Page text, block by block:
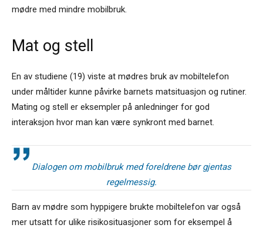
mødre med mindre mobilbruk.
Mat og stell
En av studiene (19) viste at mødres bruk av mobiltelefon
under måltider kunne påvirke barnets matsituasjon og rutiner.
Mating og stell er eksempler på anledninger for god
interaksjon hvor man kan være synkront med barnet.
Dialogen om mobilbruk med foreldrene bør gjentas
regelmessig.
Barn av mødre som hyppigere brukte mobiltelefon var også
mer utsatt for ulike risikosituasjoner som for eksempel å